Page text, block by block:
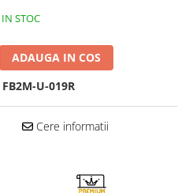
IN STOC
ADAUGA IN COS
FB2M-U-019R
Cere informatii